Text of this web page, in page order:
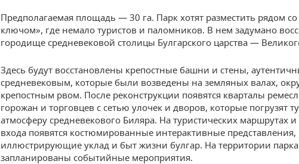
Предполагаемая площадь — 30 га. Парк хотят разместить рядом
ключом», где немало туристов и паломников. В нем задумано
городище средневековой столицы Булгарского царства —
Здесь будут восстановлены крепостные башни и стены,
средневековым, которые были возведены на земляных валах,
крепостным рвом. После реконструкции появятся кварталы
горожан и торговцев с сетью улочек и дворов, которые погрузят
атмосферу средневекового Биляра. На туристических маршрутах и
входа появятся костюмированные интерактивные представления,
иллюстрирующие уклад и быт жизни булгар. На территории парка
запланированы событийные мероприятия.